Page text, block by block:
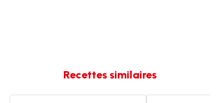
Recettes similaires